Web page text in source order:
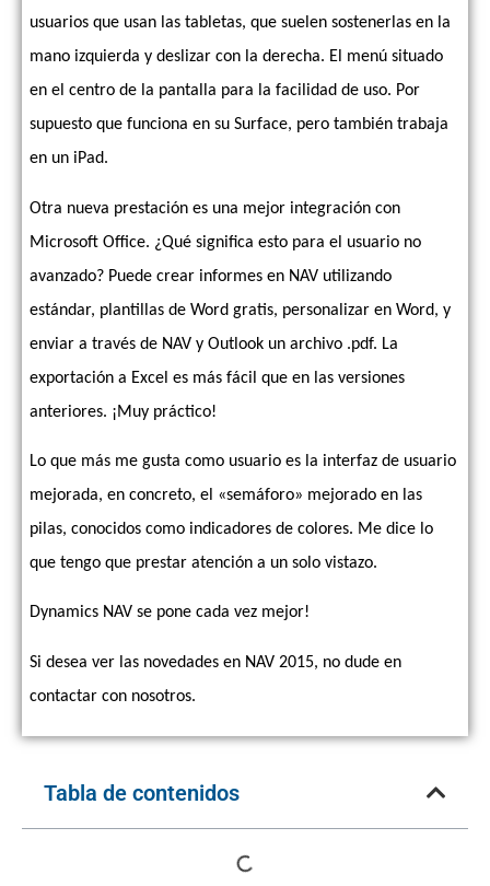
usuarios que usan las tabletas, que suelen sostenerlas en la
mano izquierda y deslizar con la derecha. El menú situado
en el centro de la pantalla para la facilidad de uso. Por
supuesto que funciona en su Surface, pero también trabaja
en un iPad.
Otra nueva prestación es una mejor integración con
Microsoft Office. ¿Qué significa esto para el usuario no
avanzado? Puede crear informes en NAV utilizando
estándar, plantillas de Word gratis, personalizar en Word, y
enviar a través de NAV y Outlook un archivo .pdf. La
exportación a Excel es más fácil que en las versiones
anteriores. ¡Muy práctico!
Lo que más me gusta como usuario es la interfaz de usuario
mejorada, en concreto, el «semáforo» mejorado en las
pilas, conocidos como indicadores de colores. Me dice lo
que tengo que prestar atención a un solo vistazo.
Dynamics NAV se pone cada vez mejor!
Si desea ver las novedades en NAV 2015, no dude en
contactar con nosotros.
Tabla de contenidos